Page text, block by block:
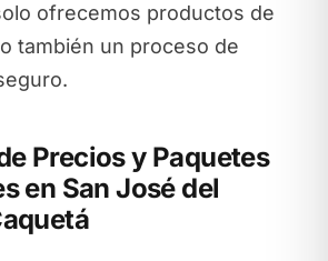
ofrecemos productos de
también un proceso de
Precios y Paquetes
en San José del